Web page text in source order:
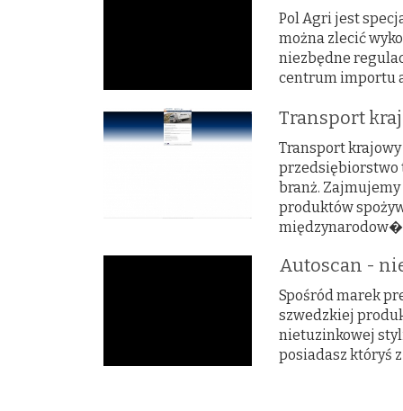
Pol Agri jest
można zlecić
niezbędne
centrum importu
Transport
Transport
przedsiębiorstwo
branż.
produktów
Autoscan -
Spośród marek
szwedzkiej
nietuzinkowej
posiadasz któryś